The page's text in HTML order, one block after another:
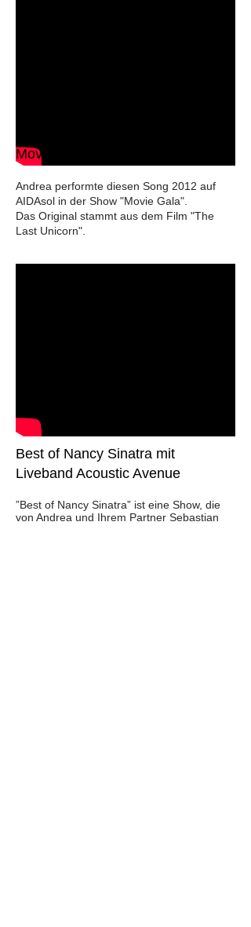
Movie Gala - The Last Unicorn
Andrea performte diesen Song 2012 auf
AIDAsol in der Show "Movie Gala".
Das Original stammt aus dem Film "The
Last Unicorn".
Best of Nancy Sinatra mit
Liveband Acoustic Avenue
”Best of Nancy Sinatra” ist eine Show, die
von Andrea und Ihrem Partner Sebastian